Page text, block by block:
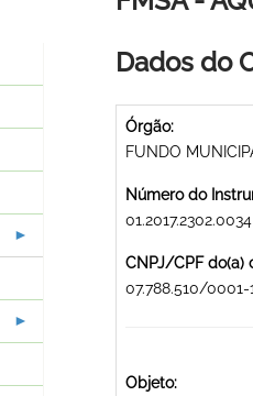
Dados do
Órgão:
FUNDO
Número do
01.2017.2302.0034
CNPJ/CPF do(a)
07.788.510/0001-
Objeto: